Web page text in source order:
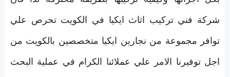
شركة فني تركيب اثاث ايكيا في الكويت تحرص علي
توافر مجموعة من نجارين ايكيا متخصصين بالكويت من
اجل توفيرنا الامر علي عملائنا الكرام في عملية البحث